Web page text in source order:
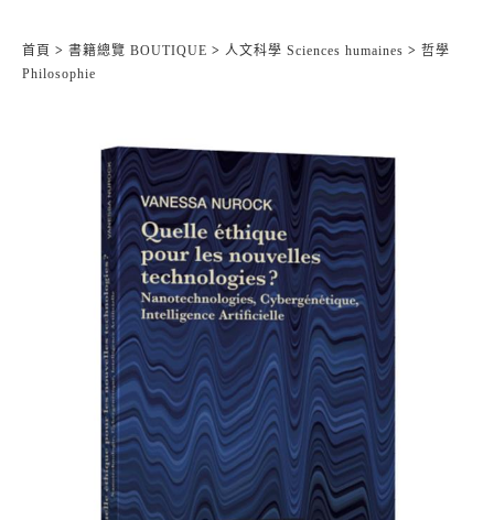
首頁 > 書籍總覽 BOUTIQUE > 人文科學 Sciences humaines > 哲學
Philosophie